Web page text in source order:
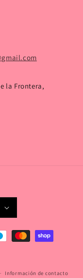
la Frontera,
Información de contacto